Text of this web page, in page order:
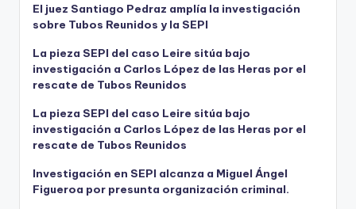
El juez Santiago Pedraz amplía la investigación
sobre Tubos Reunidos y la SEPI
La pieza SEPI del caso Leire sitúa bajo
investigación a Carlos López de las Heras por el
rescate de Tubos Reunidos
La pieza SEPI del caso Leire sitúa bajo
investigación a Carlos López de las Heras por el
rescate de Tubos Reunidos
Investigación en SEPI alcanza a Miguel Ángel
Figueroa por presunta organización criminal.